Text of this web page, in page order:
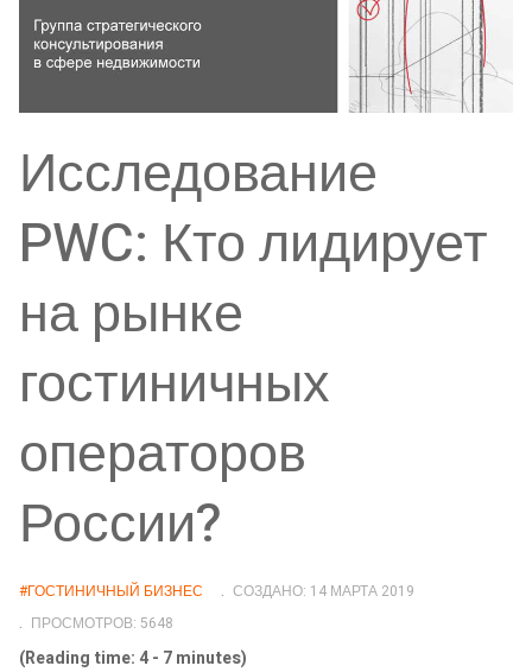
Исследование
PWC: Кто лидирует
на рынке
гостиничных
операторов
России?
#ГОСТИНИЧНЫЙ БИЗНЕС
СОЗДАНО: 14 МАРТА 2019
ПРОСМОТРОВ: 5648
(Reading time: 4 - 7 minutes)